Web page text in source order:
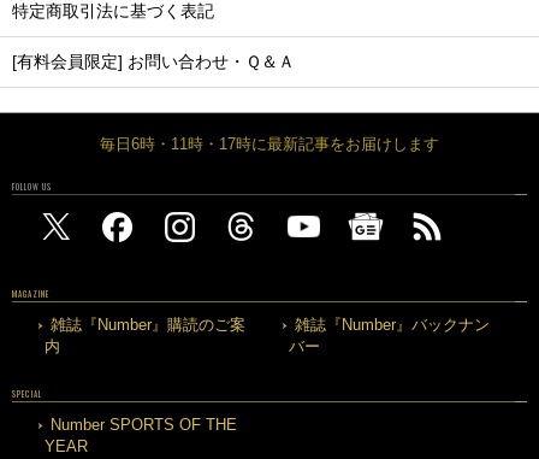
特定商取引法に基づく表記
[有料会員限定] お問い合わせ・Ｑ＆Ａ
毎日6時・11時・17時に最新記事をお届けします
FOLLOW US
MAGAZINE
雑誌『Number』購読のご案
内
雑誌『Number』バックナン
バー
SPECIAL
Number SPORTS OF THE
YEAR